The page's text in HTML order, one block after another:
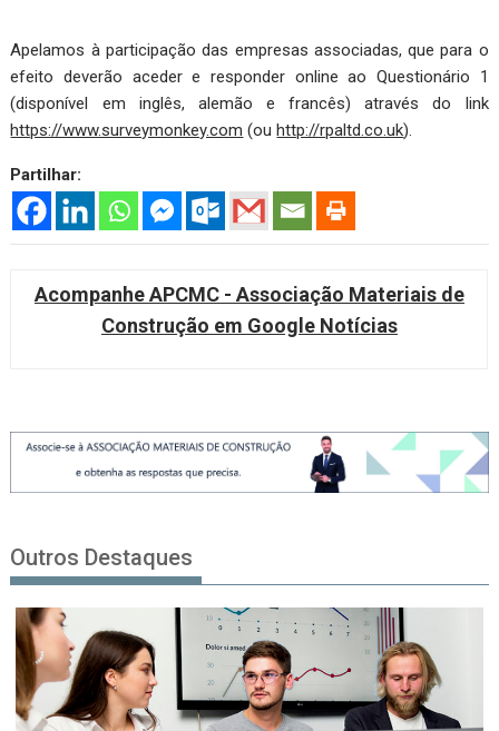
Apelamos à participação das empresas associadas, que para o
efeito deverão aceder e responder online ao Questionário 1
(disponível em inglês, alemão e francês) através do link
https://www.surveymonkey.com (ouhttp://rpaltd.co.uk).
Partilhar:
Acompanhe APCMC - Associação Materiais de
Construção em Google Notícias
Outros Destaques